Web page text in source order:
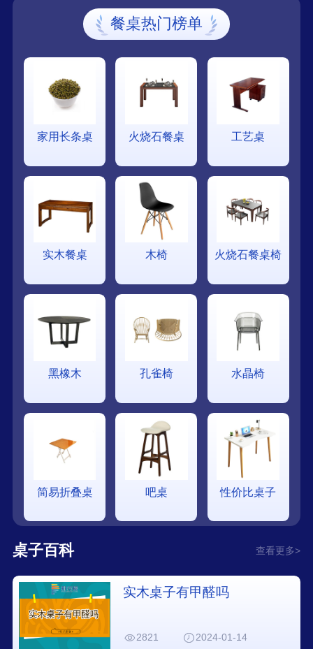
餐桌热门榜单
家用长条桌 火烧石餐桌 工艺桌
实木餐桌 木椅 火烧石餐桌椅
黑橡木 孔雀椅 水晶椅
简易折叠桌 吧桌 性价比桌子
桌子百科 查看更多>
实木桌子有甲醛吗
2821 2024-01-14